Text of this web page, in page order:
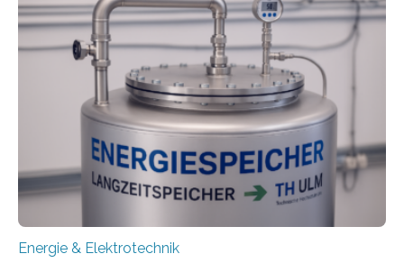
Energie & Elektrotechnik